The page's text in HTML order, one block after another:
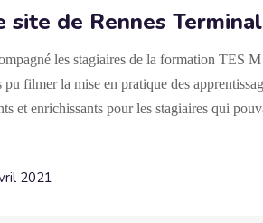
de Rennes Terminal
les stagiaires de la formation TES
filmer la mise en pratique des
et enrichissants pour les stagiaires qui
2021